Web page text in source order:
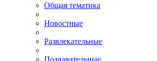
Общая тематика
Новостные
Развлекательные
Познавательные